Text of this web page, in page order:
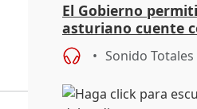
El Gobierno
asturiano cuente
especialidad
Sonido Totales